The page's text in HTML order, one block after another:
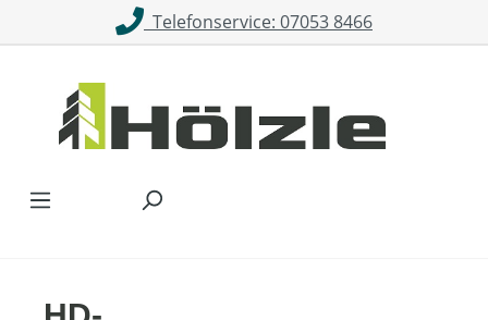
Zum Hauptinhalt springenTelefonservice: 07053 8466